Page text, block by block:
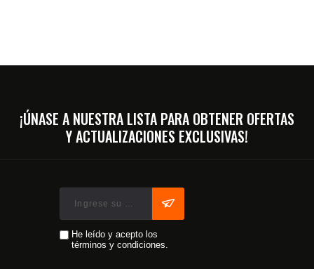
¡ÚNASE A NUESTRA LISTA PARA OBTENER OFERTAS
Y ACTUALIZACIONES EXCLUSIVAS!
He leído y acepto los
términos y condiciones.